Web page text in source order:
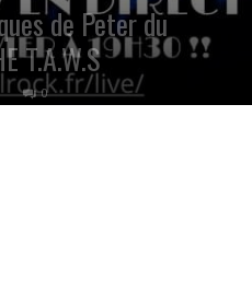
de Peter du
T.A.W.S
0